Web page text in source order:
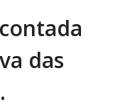
das